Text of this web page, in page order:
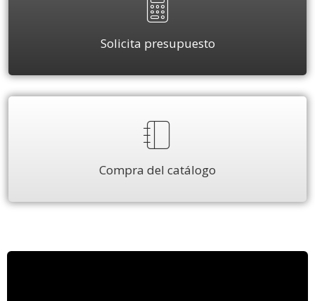
Solicita presupuesto
Compra del catálogo